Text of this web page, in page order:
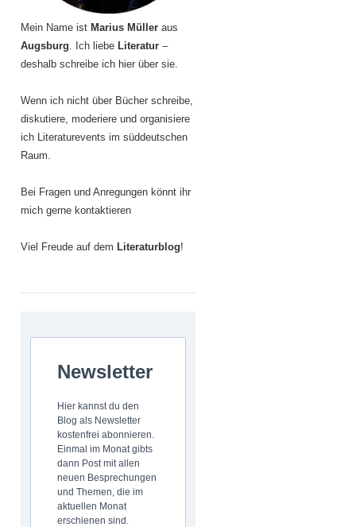
Mein Name ist Marius Müller aus
Augsburg. Ich liebe Literatur –
deshalb schreibe ich hier über sie.
Wenn ich nicht über Bücher schreibe,
diskutiere, moderiere und organisiere
ich Literaturevents im süddeutschen
Raum.
Bei Fragen und Anregungen könnt ihr
mich gerne kontaktieren
Viel Freude auf dem Literaturblog!
Newsletter
Hier kannst du den
Blog als Newsletter
kostenfrei abonnieren.
Einmal im Monat gibts
dann Post mit allen
neuen Besprechungen
und Themen, die im
aktuellen Monat
erschienen sind.